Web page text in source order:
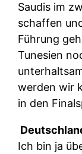
Saudis im
schaffen
Führung
Tunesien
werden wir
in den
Ich bin ja